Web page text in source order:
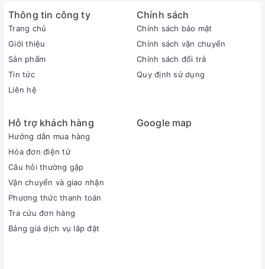
Công nghệ Inverter: Có, Real Inverter
Tốc độ quay vắt: 1200 vòng/phút
Vệ sinh lồng giặt:
Chất liệu lồng giặt:
Tự khởi động lại sau
khi có điện:
Khóa an toàn:
Thông tin công ty
Trang chủ
Giới thiệu
Sản phẩm
Tin tức
Liên hệ
Chính sách
Chính sách bảo mật
Chính sách vận chuyển
Chính sách đổi trả
Quy định sử dụng
Hỗ trợ khách hàng
Hướng dẫn mua hàng
Hóa đơn điện tử
Câu hỏi thường gặp
Vận chuyển và giao nhận
Phương thức thanh toán
Tra cứu đơn hàng
Bảng giá dịch vụ lắp đặt
Google map